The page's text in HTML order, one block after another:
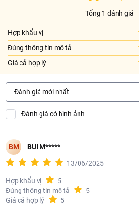
trực tiếp.
Thông tin từ LOTTE MART:
Đơn giá sản phẩm chưa gồm phí giao
https://www.lottemart.vn/vi-nsg/faq/
Tổng 1 đánh giá
Hợp khẩu vị
Đúng thông tin mô tả
Giá cả hợp lý
Đánh giá mới nhất
Đánh giá có hình ảnh
BM BUI M*****
13/06/2025
Hợp khẩu vị
5
Đúng thông tin mô tả
5
Giá cả hợp lý
5